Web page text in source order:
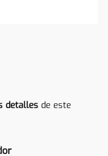
detallesde este